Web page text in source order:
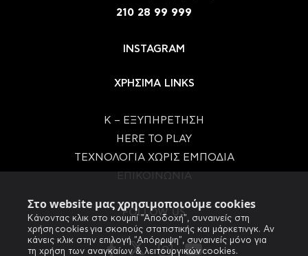
Στο website μας χρησιμοποιούμε cookies
Κάνοντας κλικ στο κουμπί "Αποδοχή", συναινείς στη
χρήση cookies για σκοπούς στατιστικής και μάρκετινγκ. Αν
κάνεις κλικ στην επιλογή "Απόρριψη", συναινείς μόνο για
τη χρήση των αναγκαίων & λειτουργικών cookies.
210 28 99 999
INSTAGRAM
ΧΡΗΣΙΜΑ LINKS
Κ – ΕΞΥΠΗΡΕΤΗΣΗ
HERE TO PLAY
ΤΕΧΝΟΛΟΓΙΑ ΧΩΡΙΣ ΕΜΠΟΔΙΑ
FOLLOW US